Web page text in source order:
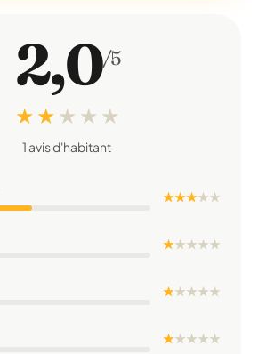
2,0/5
★ ★ ★ ★ ★
1 avis d'habitant
★ ★ ★★★
★★★★★
★★★★★
★★★★★